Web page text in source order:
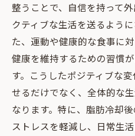
整うことで、自信を持って
クティブな生活を送るよう
た、運動や健康的な食事に
健康を維持するための習慣
す。こうしたポジティブな
せるだけでなく、全体的な
なります。特に、脂肪冷却
ストレスを軽減し、日常生